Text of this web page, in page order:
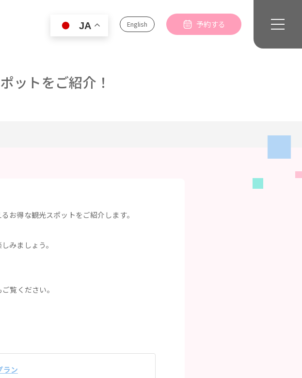
English 予約する
ットをご紹介！
お得な観光スポットをご紹介します。
みましょう。
ご覧ください。
ラン
JA